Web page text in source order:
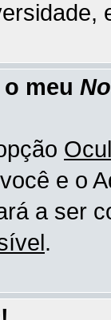
meu
e o
a ser
.